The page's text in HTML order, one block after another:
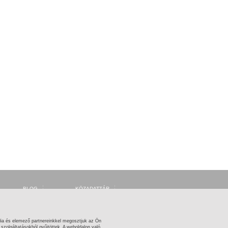
és elemező partnereinkkel megosztjuk az Ön
gyűjtöttek. A weboldalon való
KÖZADATTÁR
OSZK ZENEMŰTÁR
BLOG